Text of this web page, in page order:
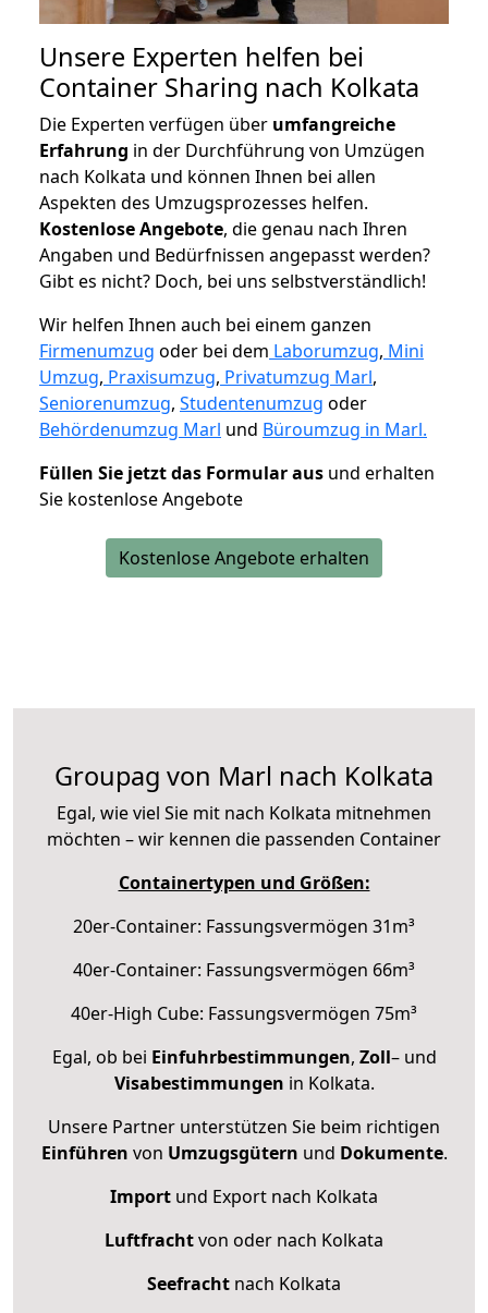
Unsere Experten helfen bei
Container Sharing nach Kolkata
Die Experten verfügen über umfangreiche
Erfahrung in der Durchführung von Umzügen
nach Kolkata und können Ihnen bei allen
Aspekten des Umzugsprozesses helfen.
Kostenlose Angebote, die genau nach Ihren
Angaben und Bedürfnissen angepasst werden?
Gibt es nicht? Doch, bei uns selbstverständlich!
Wir helfen Ihnen auch bei einem ganzen
Firmenumzug oder bei dem Laborumzug, Mini
Umzug, Praxisumzug, Privatumzug Marl,
Seniorenumzug, Studentenumzug oder
Behördenumzug Marl und Büroumzug in Marl.
Füllen Sie jetzt das Formular aus und erhalten
Sie kostenlose Angebote
Kostenlose Angebote erhalten
Groupag von Marl nach Kolkata
Egal, wie viel Sie mit nach Kolkata mitnehmen
möchten – wir kennen die passenden Container
Containertypen und Größen:
20er-Container: Fassungsvermögen 31m³
40er-Container: Fassungsvermögen 66m³
40er-High Cube: Fassungsvermögen 75m³
Egal, ob bei Einfuhrbestimmungen, Zoll– und
Visabestimmungen in Kolkata.
Unsere Partner unterstützen Sie beim richtigen
Einführen von Umzugsgütern und Dokumente.
Import und Export nach Kolkata
Luftfrachtvon oder nach Kolkata
Seefracht nach Kolkata